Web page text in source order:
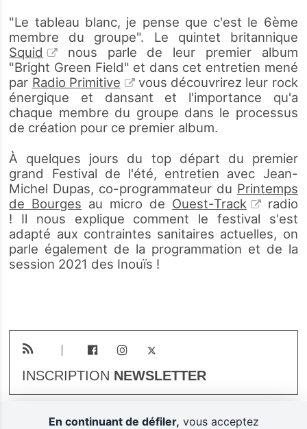
"Le tableau blanc, je pense que c'est le 6ème
membre du groupe". Le quintet britannique
Squid
nous parle de leur premier album
"Bright Green Field" et dans cet entretien mené
par Radio Primitive
vous découvrirez leur rock
énergique et dansant et l'importance qu'a
chaque membre du groupe dans le processus
de création pour ce premier album.
À quelques jours du top départ du premier
grand Festival de l'été, entretien avec Jean-
Michel Dupas, co-programmateur du Printemps
de Bourges au micro de Ouest-Track
radio
! Il nous explique comment le festival s'est
adapté aux contraintes sanitaires actuelles, on
parle également de la programmation et de la
session 2021 des Inouïs !
INSCRIPTION NEWSLETTER
En continuant de défiler, vous acceptez